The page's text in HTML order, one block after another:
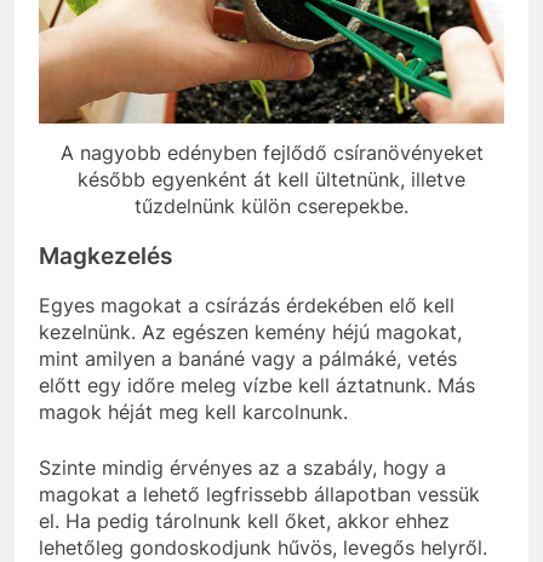
A nagyobb edényben fejlődő csíranövényeket
később egyenként át kell ültetnünk, illetve
tűzdelnünk külön cserepekbe.
Magkezelés
Egyes magokat a csírázás érdekében elő kell
kezelnünk. Az egészen kemény héjú magokat,
mint amilyen a banáné vagy a pálmáké, vetés
előtt egy időre meleg vízbe kell áztatnunk. Más
magok héját meg kell karcolnunk.
Szinte mindig érvényes az a szabály, hogy a
magokat a lehető legfrissebb állapotban vessük
el. Ha pedig tárolnunk kell őket, akkor ehhez
lehetőleg gondoskodjunk hűvös, levegős helyről.